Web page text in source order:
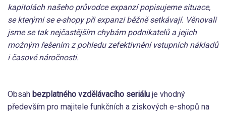
kapitolách našeho průvodce expanzí popisujeme situace,
se kterými se e-shopy při expanzi běžně setkávají. Věnovali
jsme se tak nejčastějším chybám podnikatelů a jejich
možným řešením z pohledu zefektivnění vstupních nákladů
i časové náročnosti.
Obsah bezplatného vzdělávacího seriálu je vhodný
především pro majitele funkčních a ziskových e-shopů na